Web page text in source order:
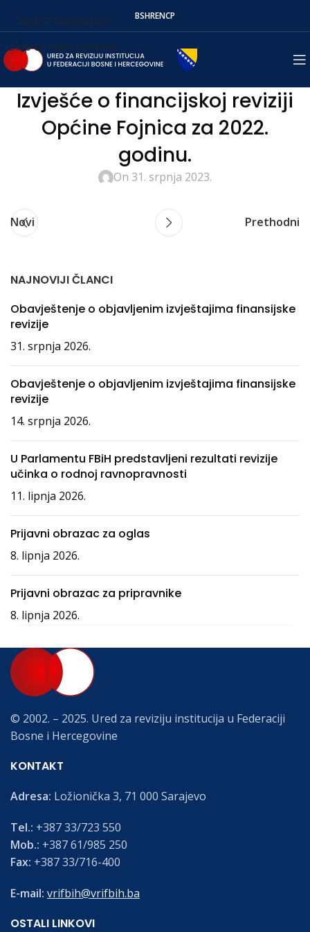
Skip to navigation
Skip to main content
BSHRENСР
Izvješće o financijskoj reviziji
Općine Fojnica za 2022.
godinu.
On 31. srpnja 2023.
Novi Prethodni
NAJNOVIJI ČLANCI
Obavještenje o objavljenim izvještajima finansijske
revizije
31. srpnja 2026.
Obavještenje o objavljenim izvještajima finansijske
revizije
14. srpnja 2026.
U Parlamentu FBiH predstavljeni rezultati revizije
učinka o rodnoj ravnopravnosti
11. lipnja 2026.
Prijavni obrazac za oglas
8. lipnja 2026.
Prijavni obrazac za pripravnike
8. lipnja 2026.
© 2002. – 2025. Ured za reviziju institucija u Federaciji
Bosne i Hercegovine
KONTAKT
Adresa: Ložionička 3, 71 000 Sarajevo
Tel.: +387 33/723 550
Mob.: +387 61/985 250
Fax: +387 33/716-400
E-mail: vrifbih@vrifbih.ba
OSTALI LINKOVI